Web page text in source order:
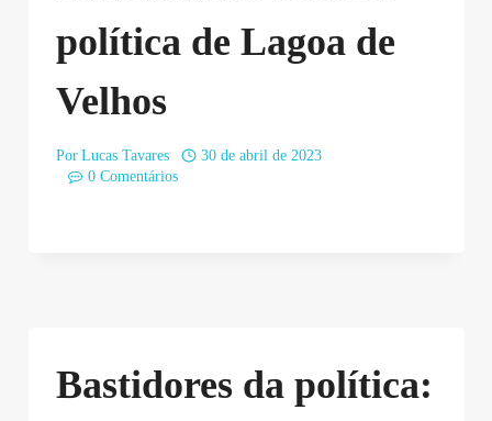
política de Lagoa de
Velhos
Por Lucas Tavares
30 de abril de 2023
0 Comentários
Bastidores da política: